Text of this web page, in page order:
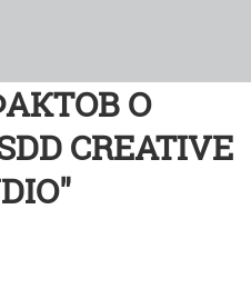
О
CREATIVE